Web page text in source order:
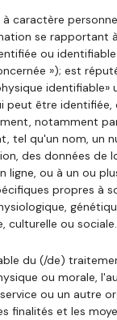
caractère
se rapportant
ou identifiable
»); est
identifiable»
peut être identifiée,
notamment
tel qu'un nom, un
des données de
ligne, ou à un ou
propres à
culturelle ou sociale.
du (/de)
ou morale,
ou un autre
finalités et les